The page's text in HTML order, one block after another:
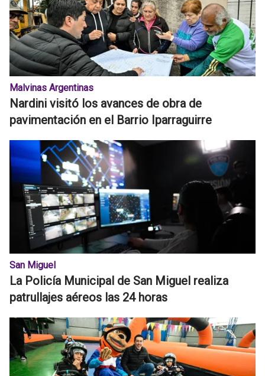
Malvinas Argentinas
Nardini visitó los avances de obra de
pavimentación en el Barrio Iparraguirre
San Miguel
La Policía Municipal de San Miguel realiza
patrullajes aéreos las 24 horas